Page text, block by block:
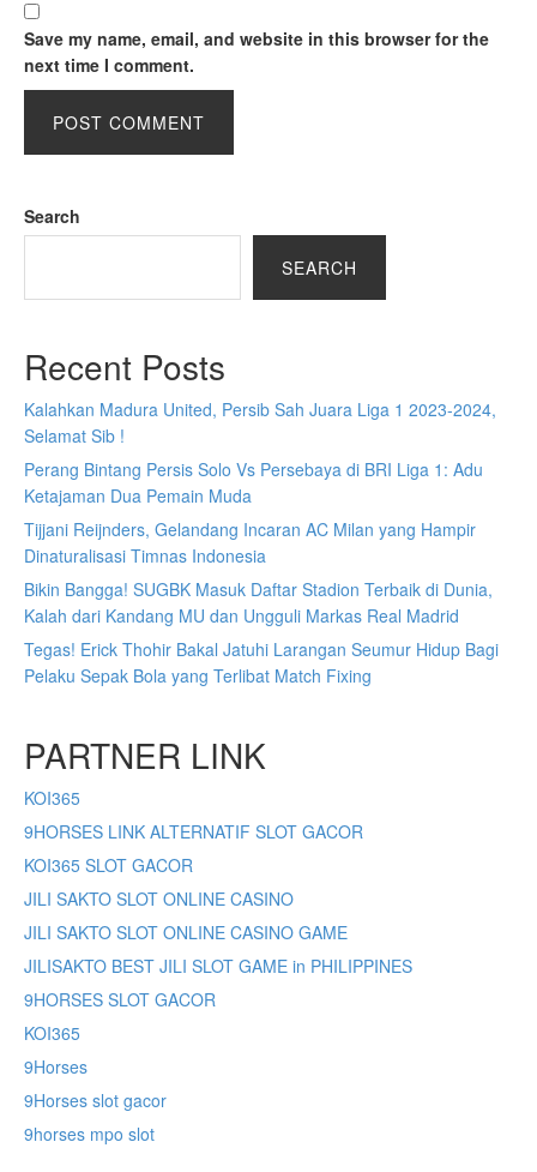
Save my name, email, and website in this browser for the
next time I comment.
Search
SEARCH
Recent Posts
Kalahkan Madura United, Persib Sah Juara Liga 1 2023-2024,
Selamat Sib !
Perang Bintang Persis Solo Vs Persebaya di BRI Liga 1: Adu
Ketajaman Dua Pemain Muda
Tijjani Reijnders, Gelandang Incaran AC Milan yang Hampir
Dinaturalisasi Timnas Indonesia
Bikin Bangga! SUGBK Masuk Daftar Stadion Terbaik di Dunia,
Kalah dari Kandang MU dan Ungguli Markas Real Madrid
Tegas! Erick Thohir Bakal Jatuhi Larangan Seumur Hidup Bagi
Pelaku Sepak Bola yang Terlibat Match Fixing
PARTNER LINK
KOI365
9HORSES LINK ALTERNATIF SLOT GACOR
KOI365 SLOT GACOR
JILI SAKTO SLOT ONLINE CASINO
JILI SAKTO SLOT ONLINE CASINO GAME
JILISAKTO BEST JILI SLOT GAME in PHILIPPINES
9HORSES SLOT GACOR
KOI365
9Horses
9Horses slot gacor
9horses mpo slot